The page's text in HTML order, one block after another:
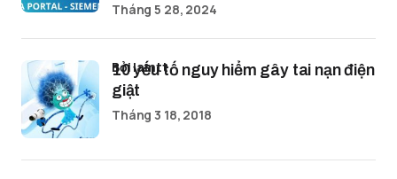
Tháng 5 28, 2024
10 yếu tố nguy hiểm gây tai nạn điện
giật
bởi lamtt
Tháng 3 18, 2018